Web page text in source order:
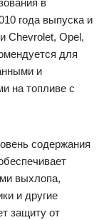
в
года выпуска и
Chevrolet, Opel,
для
и
на топливе с
содержания
выхлопа,
и другие
защиту от